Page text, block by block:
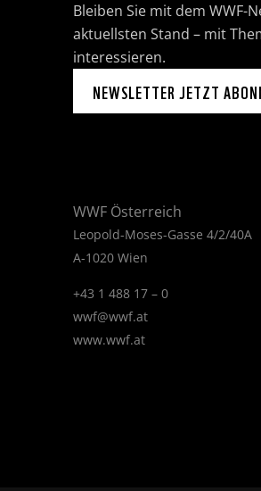
Bleiben Sie mit dem WWF-
aktuellsten Stand – mit
interessieren.
NEWSLETTER JETZT
WWF Österreich
Leopold-Moses-Gasse 4/2/40A
A-1020 Wien
+43 1 488 17 – 0
wwf@wwf.at
www.wwf.at